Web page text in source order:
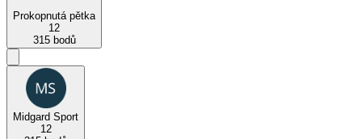
Prokopnutá pětka
12
315 bodů
Midgard Sport
12